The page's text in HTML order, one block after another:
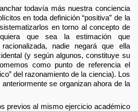
todavía más nuestra conciencia
en toda definición “positiva” de la
en torno al concepto de
que sea la estimación que
nadie negará que ella
(y según algunos, constituye su
como punto de referencia el
del razonamiento de la ciencia). Los
se organizan ahora de la
previos al mismo ejercicio académico